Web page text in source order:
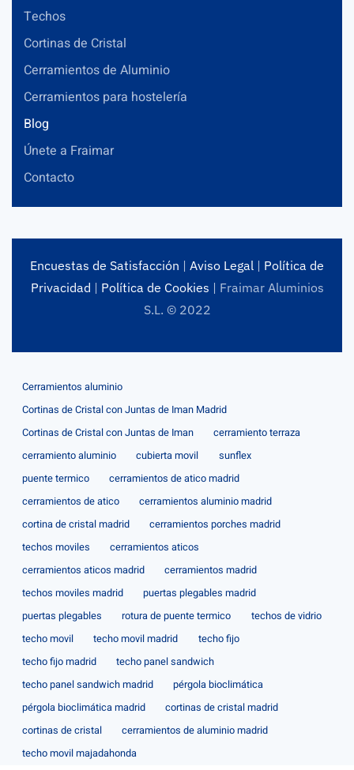
Techos
Cortinas de Cristal
Cerramientos de Aluminio
Cerramientos para hostelería
Blog
Únete a Fraimar
Contacto
Encuestas de Satisfacción | Aviso Legal | Política de
Privacidad | Política de Cookies | Fraimar Aluminios
S.L. © 2022
Cerramientos aluminio
Cortinas de Cristal con Juntas de Iman Madrid
Cortinas de Cristal con Juntas de Iman
cerramiento terraza
cerramiento aluminio
cubierta movil
sunflex
puente termico
cerramientos de atico madrid
cerramientos de atico
cerramientos aluminio madrid
cortina de cristal madrid
cerramientos porches madrid
techos moviles
cerramientos aticos
cerramientos aticos madrid
cerramientos madrid
techos moviles madrid
puertas plegables madrid
puertas plegables
rotura de puente termico
techos de vidrio
techo movil
techo movil madrid
techo fijo
techo fijo madrid
techo panel sandwich
techo panel sandwich madrid
pérgola bioclimática
pérgola bioclimática madrid
cortinas de cristal madrid
cortinas de cristal
cerramientos de aluminio madrid
techo movil majadahonda